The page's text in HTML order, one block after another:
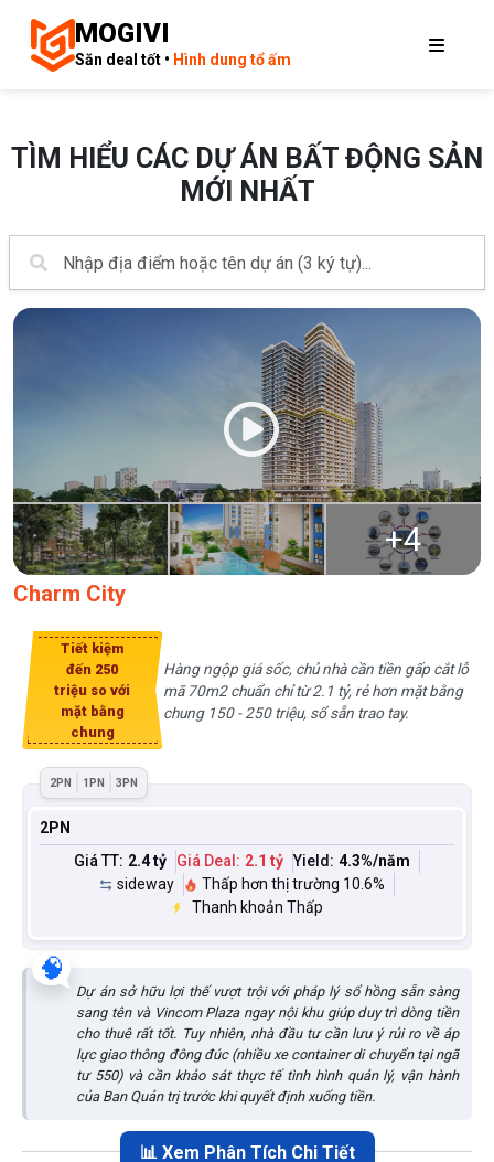
MOGIVI
Săn deal tốt • Hình dung tổ ấm
TÌM HIỂU CÁC DỰ ÁN BẤT ĐỘNG SẢN
MỚI NHẤT
+4
Charm City
Tiết kiệm
đến 250
triệu so với
mặt bằng
chung
Hàng ngộp giá sốc, chủ nhà cần tiền gấp cắt lỗ
mã 70m2 chuẩn chỉ từ 2.1 tỷ, rẻ hơn mặt bằng
chung 150 - 250 triệu, sổ sẵn trao tay.
2PN 1PN 3PN
2PN
Giá TT: 2.4 tỷ Giá Deal: 2.1 tỷ Yield: 4.3%/năm
sideway
Thấp hơn thị trường 10.6%
Thanh khoản Thấp
🧠
Dự án sở hữu lợi thế vượt trội với pháp lý sổ hồng sẵn sàng
sang tên và Vincom Plaza ngay nội khu giúp duy trì dòng tiền
cho thuê rất tốt. Tuy nhiên, nhà đầu tư cần lưu ý rủi ro về áp
lực giao thông đông đúc (nhiều xe container di chuyển tại ngã
tư 550) và cần khảo sát thực tế tình hình quản lý, vận hành
của Ban Quản trị trước khi quyết định xuống tiền.
📊 Xem Phân Tích Chi Tiết